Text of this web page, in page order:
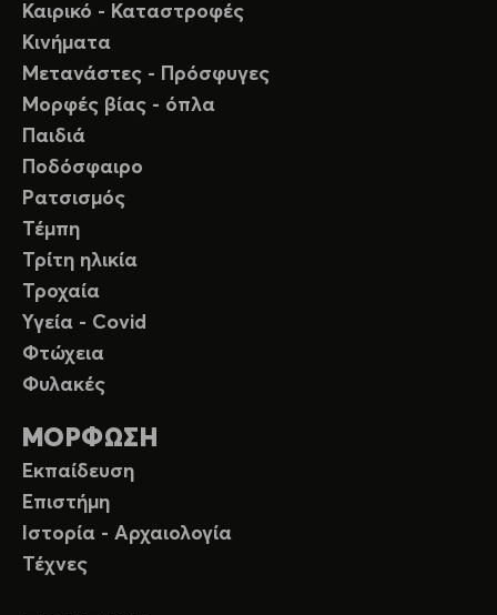
Καιρικό - Καταστροφές
Κινήματα
Μετανάστες - Πρόσφυγες
Μορφές βίας - όπλα
Παιδιά
Ποδόσφαιρο
Ρατσισμός
Τέμπη
Τρίτη ηλικία
Τροχαία
Υγεία - Covid
Φτώχεια
Φυλακές
ΜΟΡΦΩΣΗ
Εκπαίδευση
Επιστήμη
Ιστορία - Αρχαιολογία
Τέχνες